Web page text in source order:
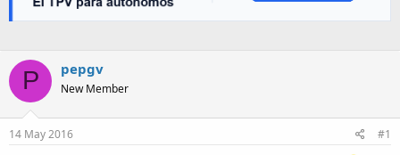
P pepgv
New Member
14 May 2016 #1